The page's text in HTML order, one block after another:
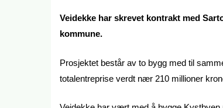
Veidekke har skrevet kontrakt med
kommune.
Prosjektet består av to bygg med til
totalentreprise verdt nær 210 millioner